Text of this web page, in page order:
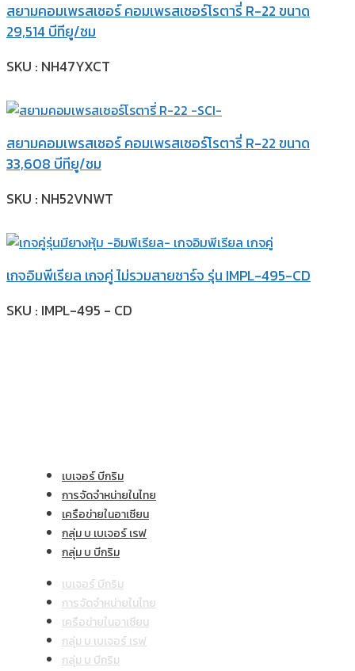
สยามคอมเพรสเซอร์ คอมเพรสเซอร์โรตารี่ R-22 ขนาด
29,514 บีทียู/ชม
SKU : NH47YXCT
สยามคอมเพรสเซอร์ คอมเพรสเซอร์โรตารี่ R-22 ขนาด
33,608 บีทียู/ชม
SKU : NH52VNWT
เกจอิมพีเรียล เกจคู่ ไม่รวมสายชาร์จ รุ่น IMPL-495-CD
SKU : IMPL-495 - CD
เบเจอร์ บีกริม
การจัดจำหน่ายในไทย
เครือข่ายในอาเซียน
กลุ่ม บ เบเจอร์ เรฟ
กลุ่ม บ บีกริม
เบเจอร์ บีกริม
การจัดจำหน่ายในไทย
เครือข่ายในอาเซียน
กลุ่ม บ เบเจอร์ เรฟ
กลุ่ม บ บีกริม